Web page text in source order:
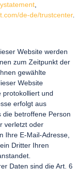
de-de/trustcenter.
Website werden
zum Zeitpunkt der
gewählte
Website
protokolliert und
erfolgt aus
betroffene Person
verletzt oder
Ihre E-Mail-Adresse,
Dritter Ihren
Daten sind die Art. 6